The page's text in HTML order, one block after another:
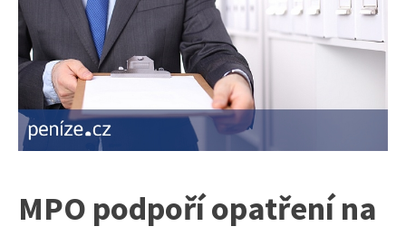
MPO podpoří opatření na